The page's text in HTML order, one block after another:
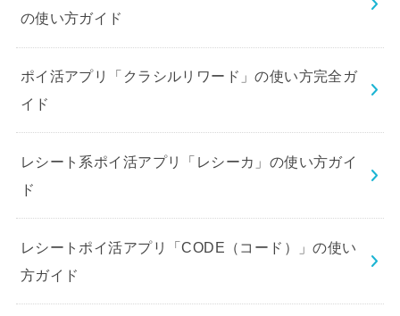
の使い方ガイド
ポイ活アプリ「クラシルリワード」の使い方完全ガ
イド
レシート系ポイ活アプリ「レシーカ」の使い方ガイ
ド
レシートポイ活アプリ「CODE（コード）」の使い
方ガイド